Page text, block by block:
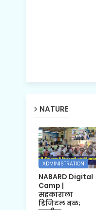
NATURE
ADMINISTRATION
NABARD Digital
Camp |
सहकाराला
डिजिटल बळ;